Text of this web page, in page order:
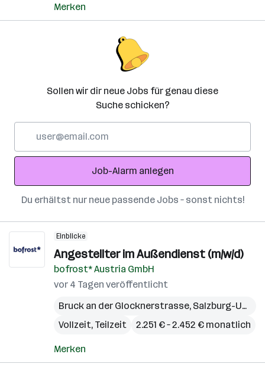
Merken
Sollen wir dir neue Jobs für genau diese
Suche schicken?
Adresse
Job-Alarm anlegen
Du erhältst nur neue passende Jobs – sonst nichts!
Einblicke
Angestellter im Außendienst (m/w/d)
bofrost* Austria GmbH
vor 4 Tagen veröffentlicht
Bruck an der Glocknerstrasse, Salzburg-Umgebung (Bezirk)
Vollzeit, Teilzeit
2.251 € – 2.452 € monatlich
Merken